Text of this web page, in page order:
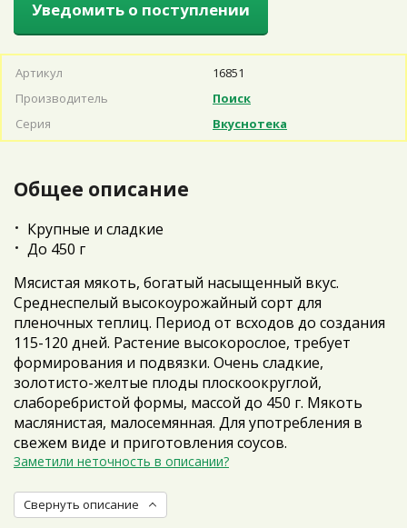
Уведомить о поступлении
Артикул
16851
Производитель
Поиск
Серия
Вкуснотека
Общее описание
Крупные и сладкие
До 450 г
Мясистая мякоть, богатый насыщенный вкус.
Среднеспелый высокоурожайный сорт для
пленочных теплиц. Период от всходов до создания
115-120 дней. Растение высокорослое, требует
формирования и подвязки. Очень сладкие,
золотисто-желтые плоды плоскоокруглой,
слаборебристой формы, массой до 450 г. Мякоть
маслянистая, малосемянная. Для употребления в
свежем виде и приготовления соусов.
Заметили неточность в описании?
Свернуть описание